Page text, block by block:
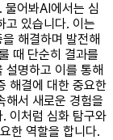
물어봐AI에서는 심
고 있습니다. 이는
해결하며 발전해
때 단순히 결과를
설명하고 이를 통해
해결에 대한 중요한
해서 새로운 경험을
이처럼 심화 탐구와
한 역할을 합니다.